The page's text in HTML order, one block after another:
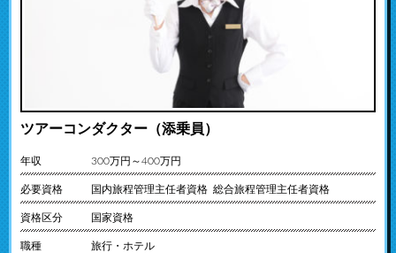
ツアーコンダクター（添乗員）
年収 300万円～400万円
必要資格 国内旅程管理主任者資格 総合旅程管理主任者資格
資格区分 国家資格
職種 旅行・ホテル